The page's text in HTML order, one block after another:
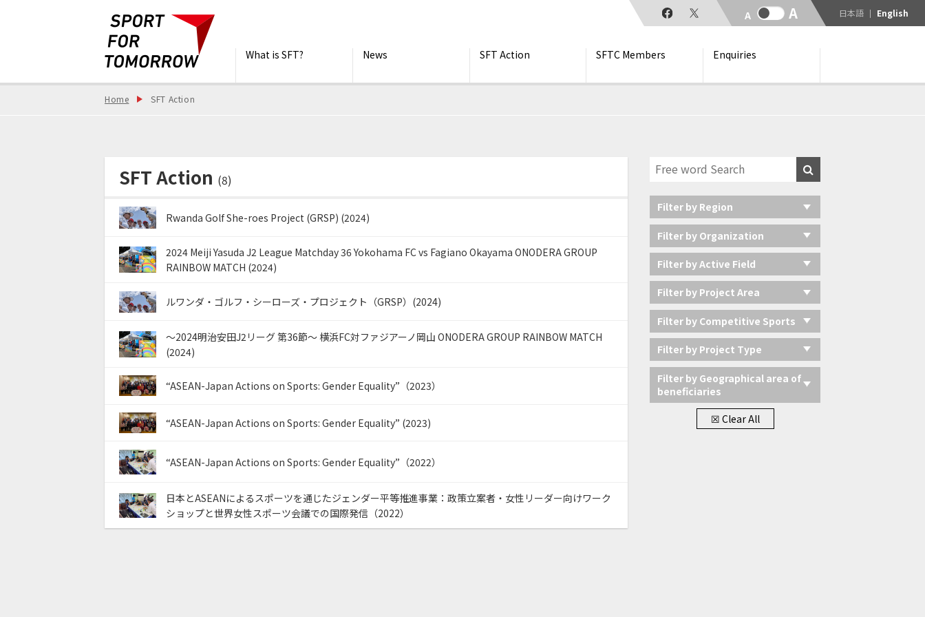
What is SFT? News SFT Action SFTC Members Enquiries
日本語 English
Home SFT Action
SFT Action (8)
Rwanda Golf She-roes Project (GRSP) (2024)
2024 Meiji Yasuda J2 League Matchday 36 Yokohama FC vs Fagiano Okayama ONODERA GROUP
RAINBOW MATCH (2024)
ルワンダ・ゴルフ・シーローズ・プロジェクト（GRSP）(2024)
～2024明治安田J2リーグ 第36節～ 横浜FC対ファジアーノ岡山 ONODERA GROUP RAINBOW MATCH
(2024)
“ASEAN-Japan Actions on Sports: Gender Equality”（2023）
“ASEAN-Japan Actions on Sports: Gender Equality” (2023)
“ASEAN-Japan Actions on Sports: Gender Equality”（2022）
日本とASEANによるスポーツを通じたジェンダー平等推進事業：政策立案者・女性リーダー向けワーク
ショップと世界女性スポーツ会議での国際発信（2022）
Filter by Region
Filter by Organization
Filter by Active Field
Filter by Project Area
Filter by Competitive Sports
Filter by Project Type
Filter by Geographical area of
beneficiaries
☒ Clear All